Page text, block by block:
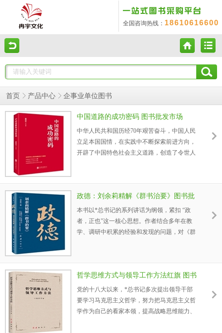
全国咨询热线： 18610616600
首页 产品中心 企事业单位图书
中国道路的成功密码 图书批发市场
中华人民共和国历经70年艰苦奋斗，中国人民
立足本国国情，在实践中不断探索前进方向，
开辟了中国特色社会主义道路，创造了令世人
国走出了一条怎样的发展道路？这条道路背后
到底隐藏着什么样的成功密码？这样的问题，
一直是国际社会普遍希望破解的谜题，也是中
国人自己想探寻的秘密。
政德：刘余莉精解《群书治要》图书批
发市场
本书以*总书记的系列讲话为纲领，紧扣 “政
者，正也”这一核心思想。作者结合多年在教
学、调研中积累的经验和发现的问题，对《群
解，又关照现实，深入研究各层面、各领域的
社会问题，阐述古代治理思想，体现了理论联
系实际的风格。
哲学思维方式与领导工作方法红旗 图书
批发市场
党的十八大以来，*总书记多次提出领导干部
要学习马克思主义哲学，努力把马克思主义哲
学作为自己的看家本领，提高战略思维能力、